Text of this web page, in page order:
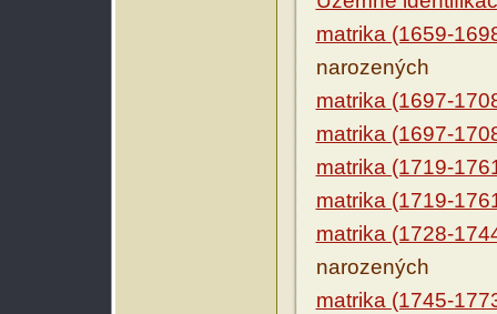
matrika (1659-
narozených
matrika (1697-
matrika (1697-
matrika (1719-
matrika (1719-
matrika (1728-
narozených
matrika (1745-